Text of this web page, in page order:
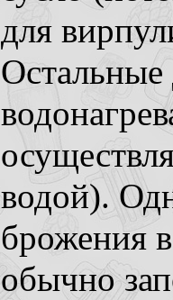
для
Остальные
водой).
брожения
обычно